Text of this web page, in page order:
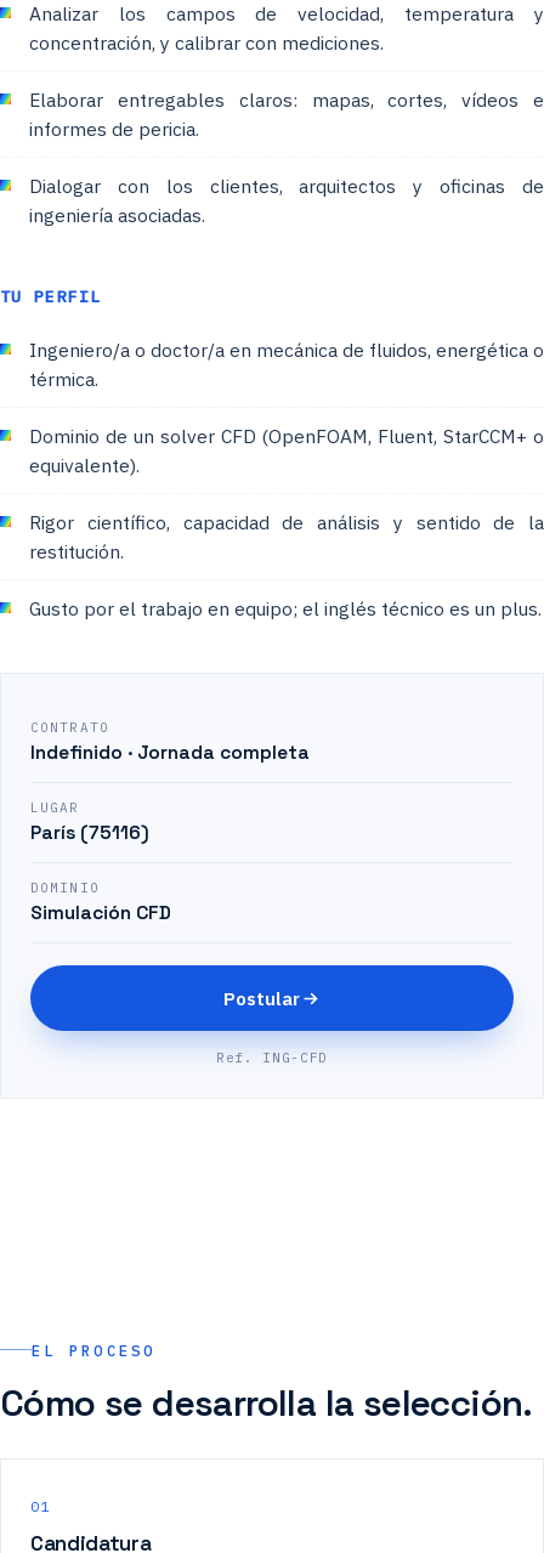
Analizar los campos de velocidad, temperatura y
concentración, y calibrar con mediciones.
Elaborar entregables claros: mapas, cortes, vídeos e
informes de pericia.
Dialogar con los clientes, arquitectos y oficinas de
ingeniería asociadas.
TU PERFIL
Ingeniero/a o doctor/a en mecánica de fluidos, energética o
térmica.
Dominio de un solver CFD (OpenFOAM, Fluent, StarCCM+ o
equivalente).
Rigor científico, capacidad de análisis y sentido de la
restitución.
Gusto por el trabajo en equipo; el inglés técnico es un plus.
CONTRATO
Indefinido · Jornada completa
LUGAR
París (75116)
DOMINIO
Simulación CFD
Postular
Ref. ING-CFD
EL PROCESO
Cómo se desarrolla la selección.
01
Candidatura